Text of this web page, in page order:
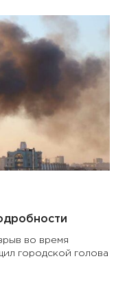
во время
городской голова